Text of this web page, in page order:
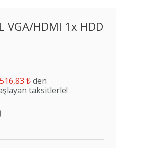
VGA/HDMI 1x HDD
516,83 ₺den
taksitlerle!